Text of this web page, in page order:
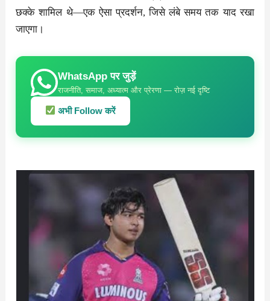
छक्के शामिल थे—एक ऐसा प्रदर्शन, जिसे लंबे समय तक याद रखा
जाएगा।
WhatsApp पर जुड़ें
राजनीति, समाज, अध्यात्म और प्रेरणा — रोज़ नई दृष्टि
अभी Follow करें